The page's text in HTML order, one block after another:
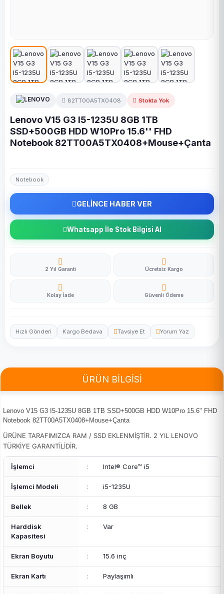
82TT00A5TX0408 Stokta Yok
Lenovo V15 G3 I5-1235U 8GB 1TB
SSD+500GB HDD W10Pro 15.6'' FHD
Notebook 82TT00A5TX0408+Mouse+Çanta
Notebook
GELİNCE HABER VER
Whatsapp İle Stok Bilgisi Al
2 Yıl Garanti Ücretsiz Kargo
Kolay İade Güvenli Ödeme
Hızlı Gönderi Kargo Bedava Tavsiye Et Yorum Yaz
ÜRÜN BİLGİSİ
Lenovo V15 G3 I5-1235U 8GB 1TB SSD+500GB HDD W10Pro 15.6" FHD
Notebook 82TT00A5TX0408+Mouse+Çanta
ÜRÜNE TARAFIMIZCA RAM / SSD EKLENMİŞTİR. 2 YIL LENOVO
TÜRKİYE GARANTİLİDİR.
İşlemci : Intel® Core™ i5
İşlemci Modeli : i5-1235U
Bellek : 8 GB
Harddisk
Kapasitesi
: Var
Ekran Boyutu : 15.6 inç
Ekran Kartı : Paylaşımlı